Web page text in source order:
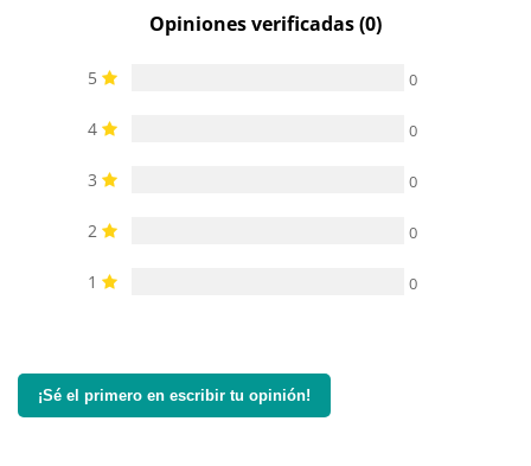
Opiniones verificadas (0)
5 0
4 0
3 0
2 0
1 0
¡Sé el primero en escribir tu opinión!